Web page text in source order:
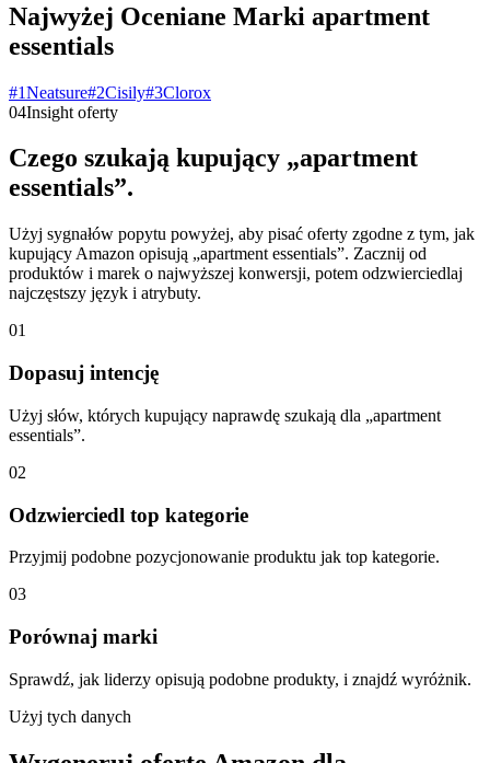
Najwyżej Oceniane Marki apartment
essentials
#1Neatsure#2Cisily#3Clorox
04Insight oferty
Czego szukają kupujący „apartment
essentials”.
Użyj sygnałów popytu powyżej, aby pisać oferty zgodne z tym, jak
kupujący Amazon opisują „apartment essentials”. Zacznij od
produktów i marek o najwyższej konwersji, potem odzwierciedlaj
najczęstszy język i atrybuty.
01
Dopasuj intencję
Użyj słów, których kupujący naprawdę szukają dla „apartment
essentials”.
02
Odzwierciedl top kategorie
Przyjmij podobne pozycjonowanie produktu jak top kategorie.
03
Porównaj marki
Sprawdź, jak liderzy opisują podobne produkty, i znajdź wyróżnik.
Użyj tych danych